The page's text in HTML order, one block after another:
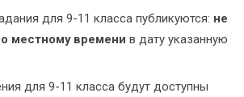
для 9-11 класса публикуются: не
местному времени в дату указанную
для 9-11 класса будут доступны